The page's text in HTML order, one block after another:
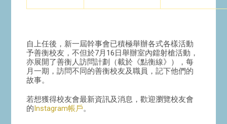
自上任後，新一屆幹事會已積極舉辦各式各樣活動
予善衡校友，不但於7月16日舉辦室內鐳射槍活動，
亦展開了善衡人訪問計劃（載於《點衡線》），每
月一期，訪問不同的善衡校友及職員，記下他們的
故事。
若想獲得校友會最新資訊及消息，歡迎瀏覽校友會
的Instagram帳戶。